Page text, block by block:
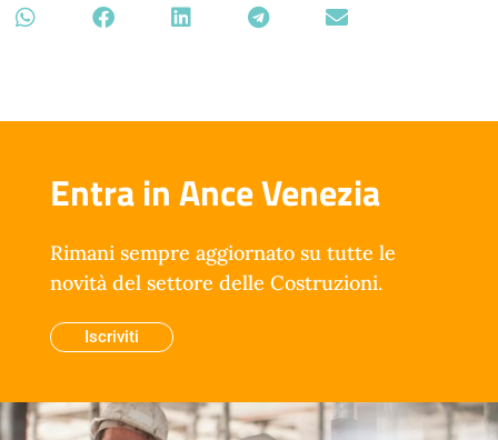
Entra in Ance Venezia
Rimani sempre aggiornato su tutte le
novità del settore delle Costruzioni.
Iscriviti